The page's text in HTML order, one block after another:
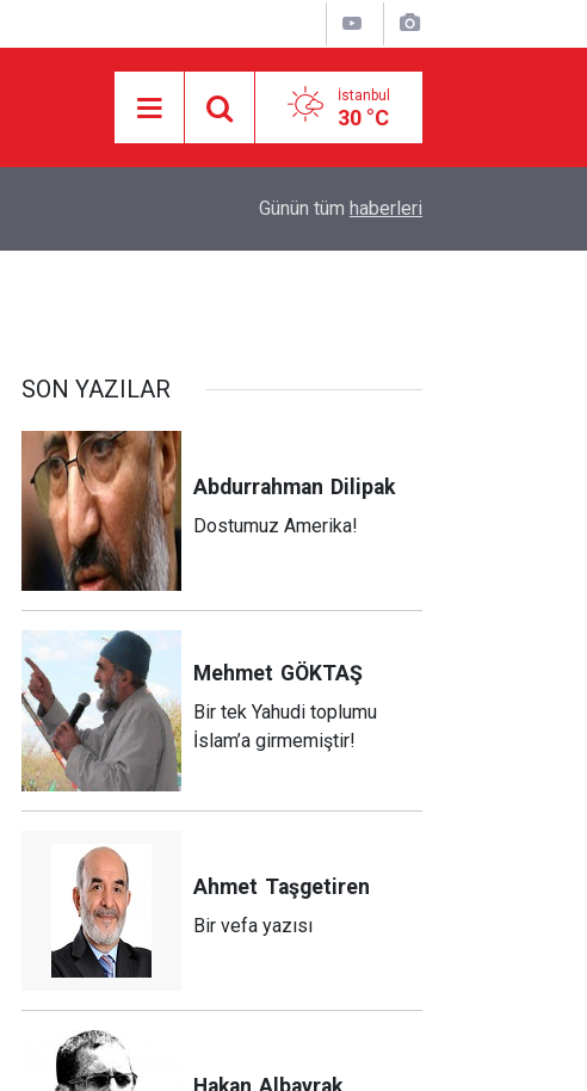
İstanbul
30 °C
SpaceX'e ait Falcon 9 roketi Ay'a çarptı
Günün tüm haberleri
SON YAZILAR
Abdurrahman Dilipak
Dostumuz Amerika!
Mehmet GÖKTAŞ
Bir tek Yahudi toplumu
İslam’a girmemiştir!
Ahmet Taşgetiren
Bir vefa yazısı